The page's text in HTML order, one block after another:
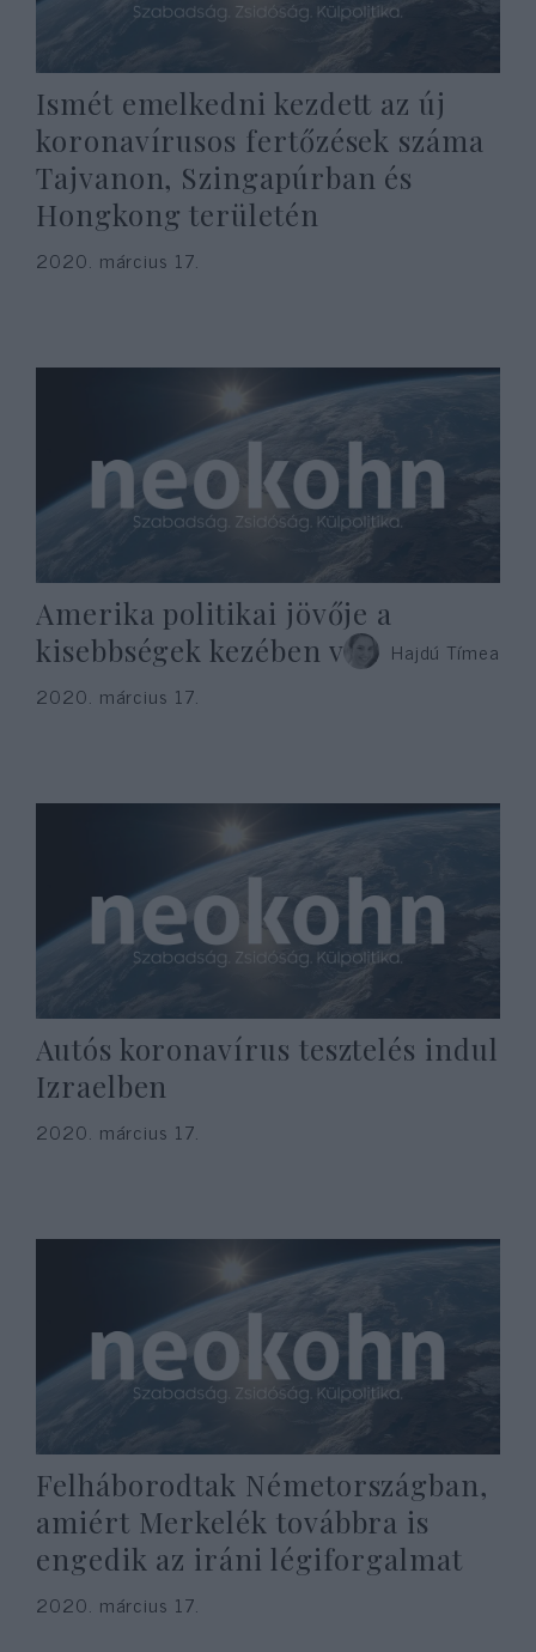
Ismét emelkedni kezdett az új
koronavírusos fertőzések száma
Tajvanon, Szingapúrban és
Hongkong területén
2020. március 17.
Amerika politikai jövője a
kisebbségek kezében van Hajdú Tímea
2020. március 17.
Autós koronavírus tesztelés indul
Izraelben
2020. március 17.
Felháborodtak Németországban,
amiért Merkelék továbbra is
engedik az iráni légiforgalmat
2020. március 17.